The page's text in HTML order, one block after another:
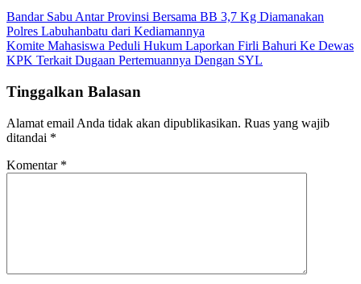
Bandar Sabu Antar Provinsi Bersama BB 3,7 Kg Diamanakan
Polres Labuhanbatu dari Kediamannya
Komite Mahasiswa Peduli Hukum Laporkan Firli Bahuri Ke Dewas
KPK Terkait Dugaan Pertemuannya Dengan SYL
Tinggalkan Balasan
Alamat email Anda tidak akan dipublikasikan. Ruas yang wajib
ditandai *
Komentar *